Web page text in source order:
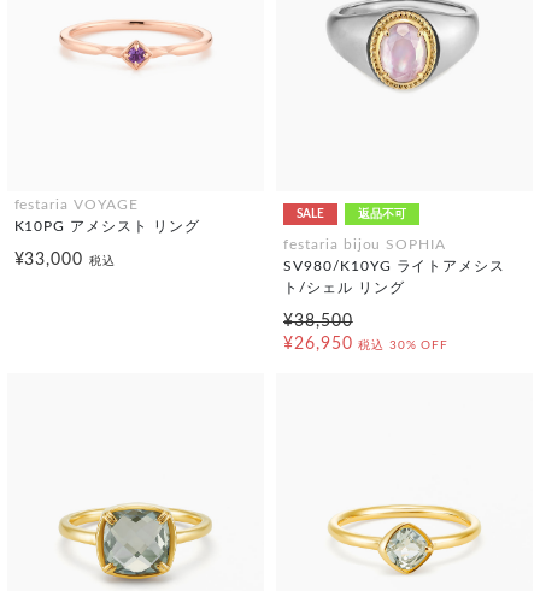
festaria VOYAGE
K10PG アメシスト リング
¥33,000税込
SALE 返品不可
festaria bijou SOPHIA
SV980/K10YG ライトアメシス
ト/シェル リング
¥38,500
¥26,950 税込 30% OFF